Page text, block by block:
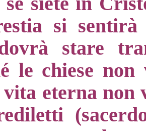
si
stare
le chiese
eterna non